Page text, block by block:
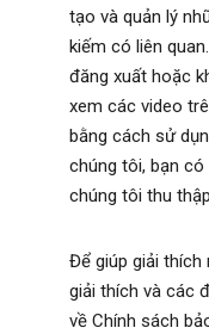
tạo và quản lý
kiếm có liên
đăng xuất hoặc
xem các video
bằng cách sử
chúng tôi, bạn
chúng tôi thu
Để giúp giải thích
giải thích và các
về Chính sách